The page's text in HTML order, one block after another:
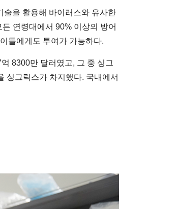
술을 활용해 바이러스와 유사한
연령대에서 90% 이상의 방어
들에게도 투여가 가능하다.
8300만 달러였고, 그 중 싱그
싱그릭스가 차지했다. 국내에서